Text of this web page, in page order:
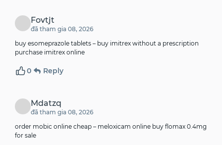
Fovtjt
đã tham gia 08, 2026
buy esomeprazole tablets – buy imitrex without a prescription
purchase imitrex online
0 Reply
Mdatzq
đã tham gia 08, 2026
order mobic online cheap – meloxicam online buy flomax 0.4mg
for sale